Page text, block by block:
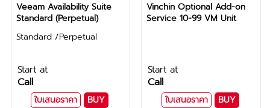
Veeam Availability Suite
Standard (Perpetual)
Standard /Perpetual
Start at
Call
ใบเสนอราคา BUY
Vinchin Optional Add-on
Service 10-99 VM Unit
Start at
Call
ใบเสนอราคา BUY